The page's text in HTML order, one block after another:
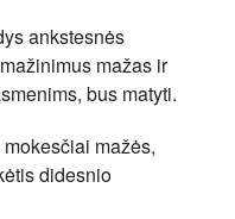
ankstesnės
mažas ir
bus matyti.
mažės,
didesnio